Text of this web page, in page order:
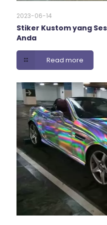
2023-06-14
Stiker Kustom yang
Anda
Read more